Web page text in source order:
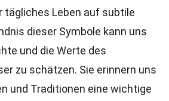
tägliches Leben auf subtile
dieser Symbole kann uns
und die Werte des
zu schätzen. Sie erinnern uns
und Traditionen eine wichtige